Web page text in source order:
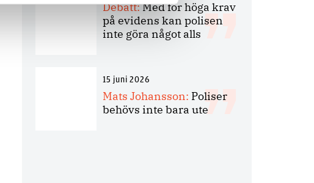
Debatt:Med för höga krav
på evidens kan polisen
inte göra något alls
15 juni 2026
Mats Johansson: Poliser
behövs inte bara ute